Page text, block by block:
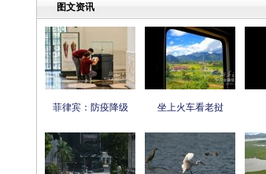
图文资讯
菲律宾：防疫降级 坐上火车看老挝